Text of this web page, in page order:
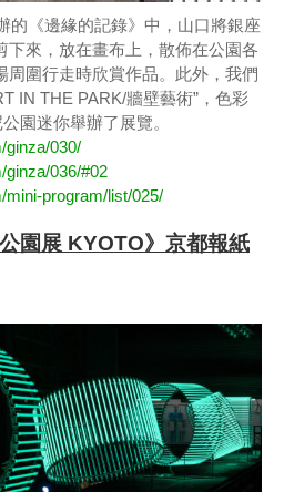
的《邊緣的記錄》中，山口將銀座
下來，放在畫布上，散佈在公園各
周圍行走時欣賞作品。此外，我們
IN THE PARK/牆壁藝術”，色彩
園迷你舉辦了展覽。
ginza/030/
ginza/036/#02
program/list/025/
園展 KYOTO》京都報紙